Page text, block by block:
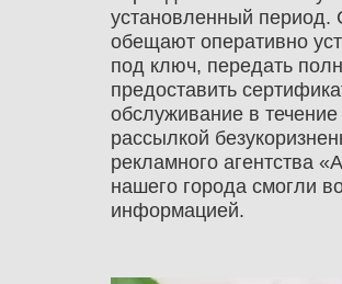
установленный период.
обещают оперативно
под ключ, передать
предоставить
обслуживание в
рассылкой
рекламного агентства
нашего города смогли
информацией.